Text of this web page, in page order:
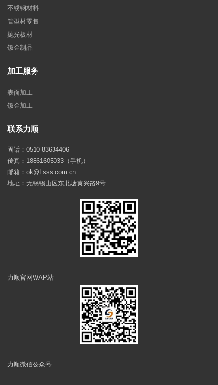
不锈钢材料
管型材零售
抛光板材
钣金制品
加工服务
表面加工
钣金加工
联系力顺
固话：0510-83634406
传真：18861605033（手机）
邮箱：ok@Lsss.com.cn
地址：无锡锡山区东北塘黄兴路9号
力顺官网WAP站
力顺微信公众号